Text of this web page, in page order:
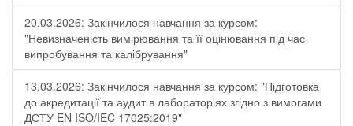
20.03.2026: Закінчилося навчання за курсом:
"Невизначеність вимірювання та її оцінювання під час
випробування та калібрування"
13.03.2026: Закінчилося навчання за курсом: "Підготовка
до акредитації та аудит в лабораторіях згідно з вимогами
ДСТУ EN ISO/IEC 17025:2019"